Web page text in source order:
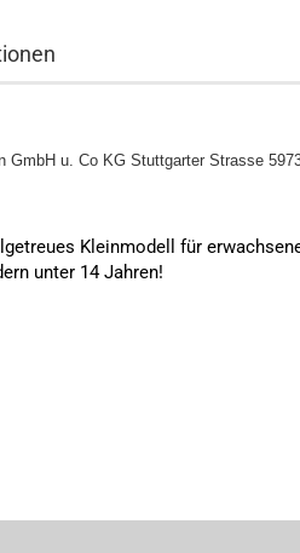
GmbH u. Co KG Stuttgarter Strasse
Kleinmodell für
unter 14 Jahren!